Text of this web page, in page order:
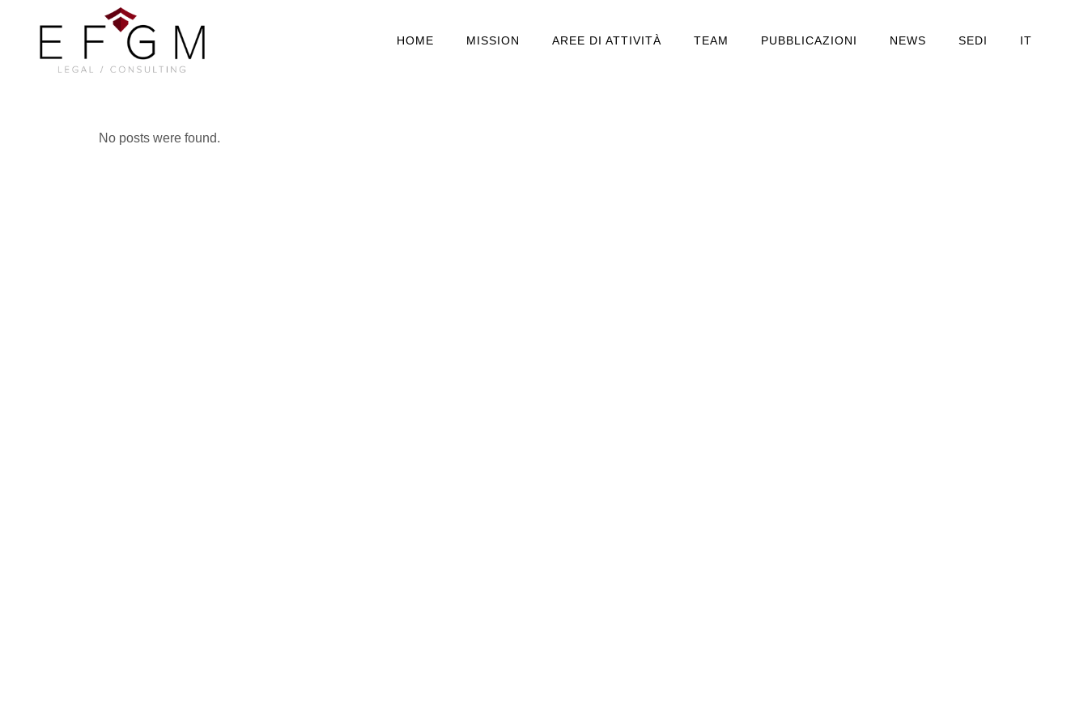
HOME MISSION AREE DI ATTIVITÀ TEAM PUBBLICAZIONI NEWS SEDI IT
No posts were found.